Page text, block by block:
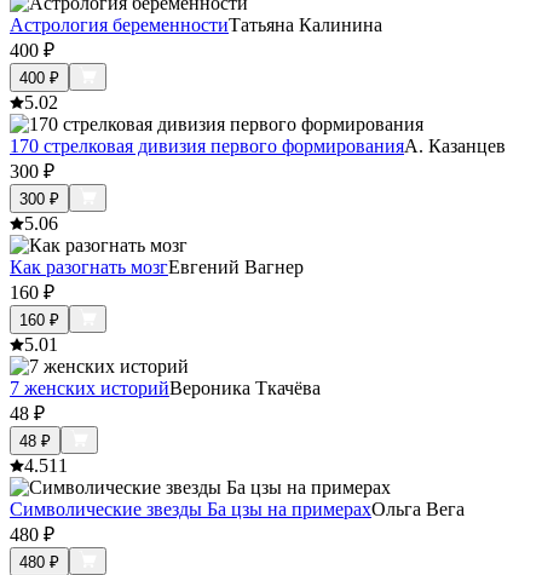
Астрология беременностиТатьяна Калинина
400 ₽
400 ₽
5.02
170 стрелковая дивизия первого формированияА. Казанцев
300 ₽
300 ₽
5.06
Как разогнать мозгЕвгений Вагнер
160 ₽
160 ₽
5.01
7 женских историйВероника Ткачёва
48 ₽
48 ₽
4.511
Символические звезды Ба цзы на примерахОльга Вега
480 ₽
480 ₽